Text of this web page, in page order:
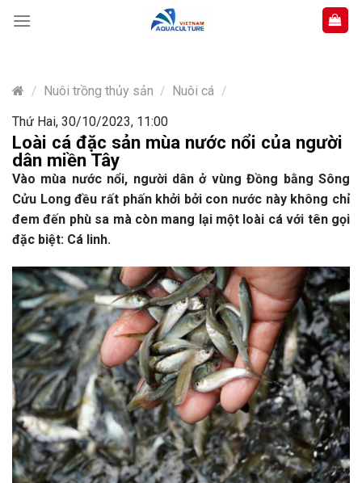
content
/ Nuôi trồng thủy sản / Nuôi cá /
Thứ Hai, 30/10/2023, 11:00
Loài cá đặc sản mùa nước nổi của người
dân miền Tây
Vào mùa nước nổi, người dân ở vùng Đồng bằng Sông
Cửu Long đều rất phấn khởi bởi con nước này không chỉ
đem đến phù sa mà còn mang lại một loài cá với tên gọi
đặc biệt: Cá linh.